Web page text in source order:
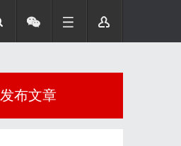
发布文章